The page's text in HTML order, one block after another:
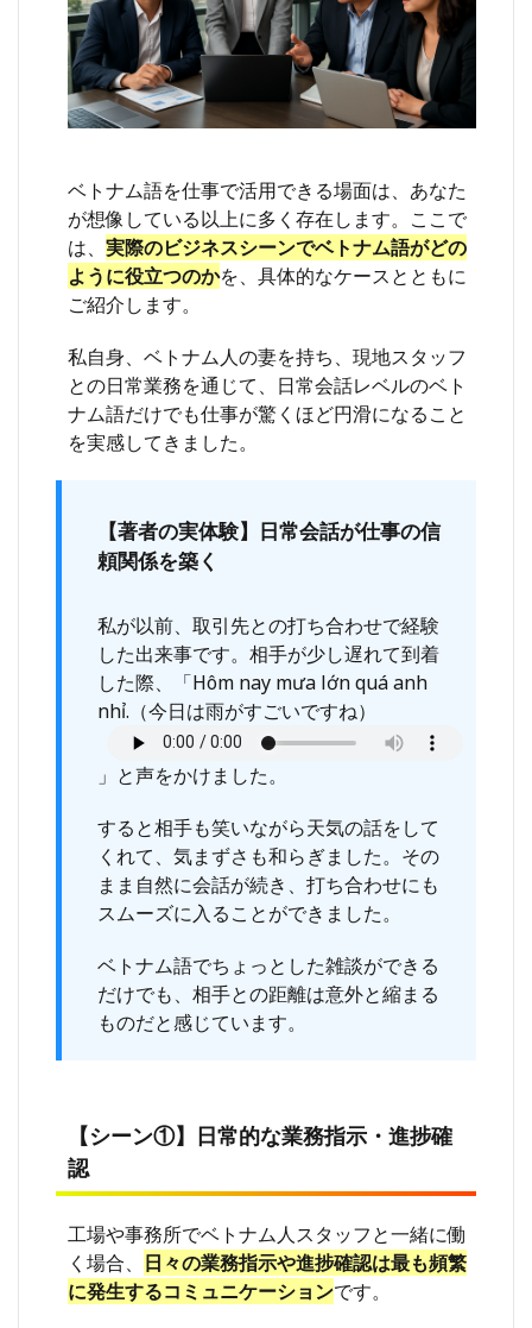
ナー
と挨
拶文
化の
注意
点
【注
意点
①】
人称
代名
詞は
相手
関係
性で
使い
分け
る
意点
②】
目上
には
必ず
敬意
を示
す表
現を
7.3
意点
③】
初対
面で
は握
名刺
交換
を丁
寧に
や商
は意
見の
伝え
方に
ベトナム語を仕事で活用できる場面は、あなた
が想像している以上に多く存在します。ここで
は、 実際のビジネスシーンでベトナム語がどの
ように役立つのかを、具体的なケースとともに
ご紹介します。
私自身、ベトナム人の妻を持ち、現地スタッフ
との日常業務を通じて、日常会話レベルのベト
ナム語だけでも仕事が驚くほど円滑になること
を実感してきました。
【著者の実体験】日常会話が仕事の信
頼関係を築く
私が以前、取引先との打ち合わせで経験
した出来事です。相手が少し遅れて到着
した際、「Hôm nay mưa lớn quá anh
nhỉ.（今日は雨がすごいですね）
」と声をかけました。
すると相手も笑いながら天気の話をして
くれて、気まずさも和らぎました。その
まま自然に会話が続き、打ち合わせにも
スムーズに入ることができました。
ベトナム語でちょっとした雑談ができる
だけでも、相手との距離は意外と縮まる
ものだと感じています。
【シーン①】日常的な業務指示・進捗確
認
工場や事務所でベトナム人スタッフと一緒に働
く場合、 日々の業務指示や進捗確認は最も頻繁
に発生するコミュニケーションです。